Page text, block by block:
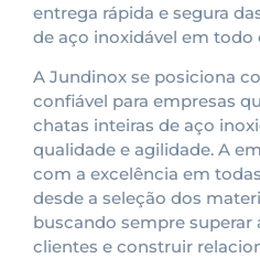
entrega rápida e segura
de aço inoxidável em
A Jundinox se posiciona
confiável para empresas
chatas inteiras de aço
qualidade e agilidade. A
com a excelência em
desde a seleção dos
buscando sempre superar
clientes e construir